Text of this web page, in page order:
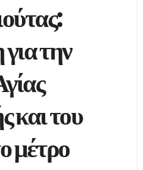
την
και του
μέτρο